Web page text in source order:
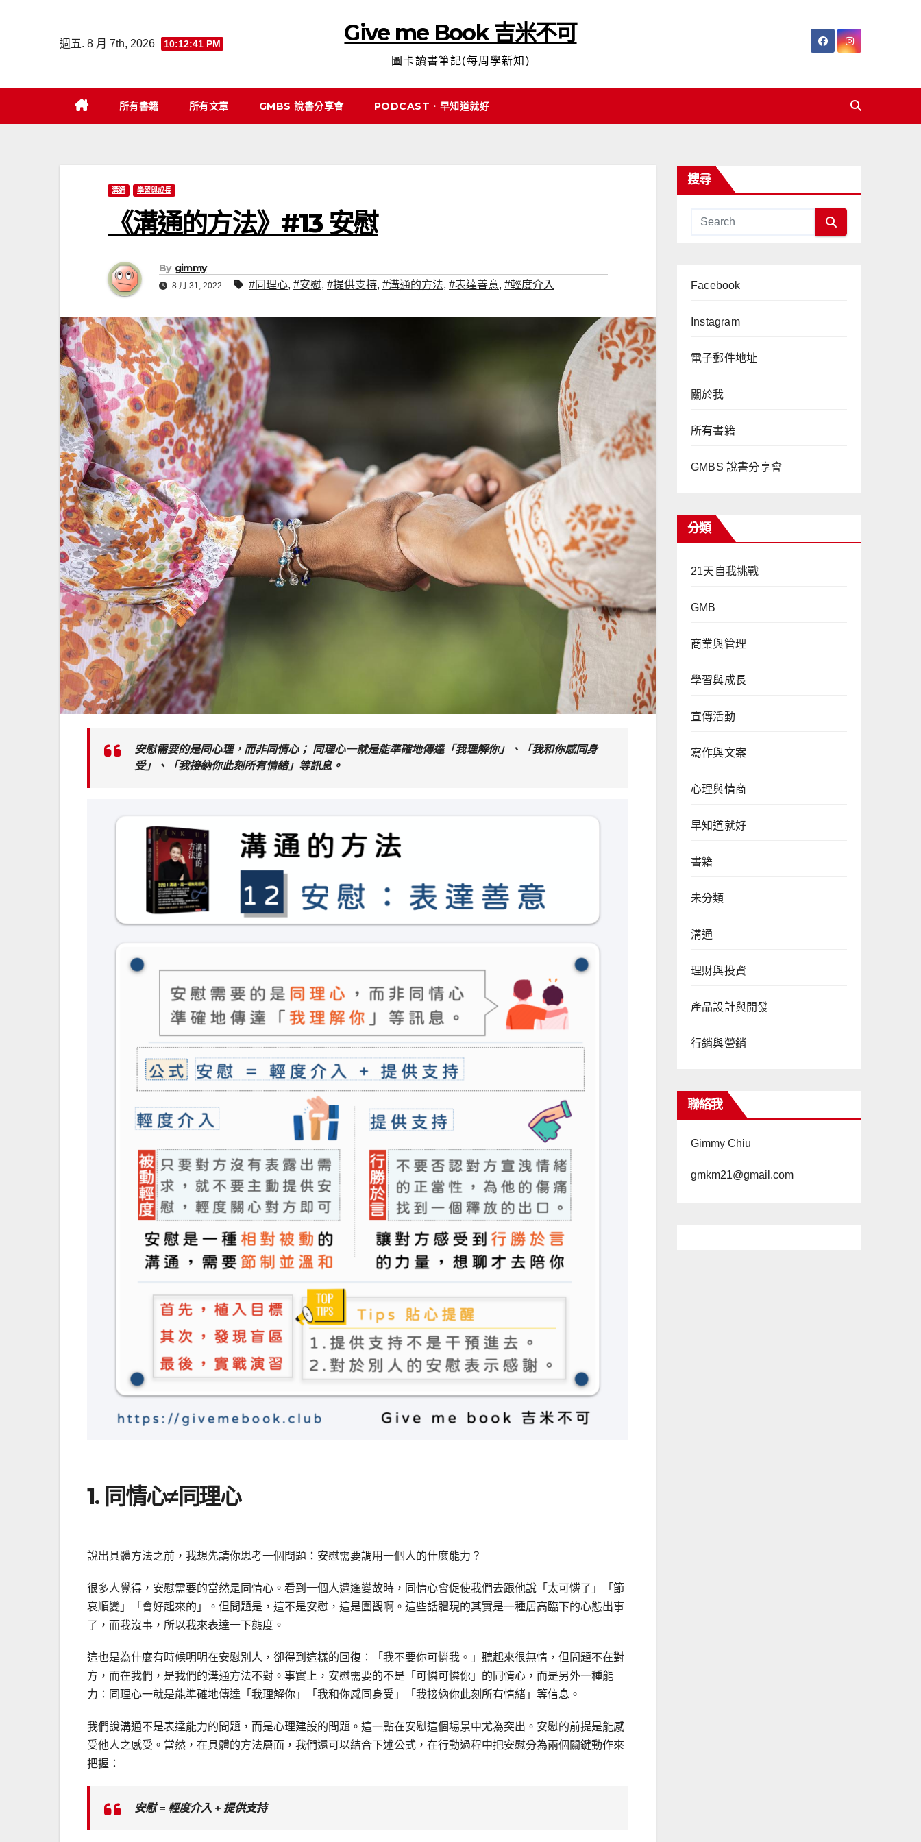
週五. 8 月 7th, 2026 10:12:42 PM Give me Book 吉米不可
圖卡讀書筆記(每周學新知)
所有書籍 所有文章 GMBS 說書分享會 PODCAST．早知道就好
溝通 學習與成長
《溝通的方法》#13 安慰
By gimmy
8 月 31, 2022 #同理心, #安慰, #提供支持, #溝通的方法, #表達善意, #輕度介入
安慰需要的是同心理，而非同情心； 同理心一就是能準確地傳達「我理解你」、「我和你感同身
受」、「我接納你此刻所有情緒」等訊息。
1. 同情心≠同理心
說出具體方法之前，我想先請你思考一個問題：安慰需要調用一個人的什麼能力？
很多人覺得，安慰需要的當然是同情心。看到一個人遭逢變故時，同情心會促使我們去跟他說「太可憐了」「節
哀順變」「會好起來的」。但問題是，這不是安慰，這是圍觀啊。這些話體現的其實是一種居高臨下的心態出事
了，而我沒事，所以我來表達一下態度。
這也是為什麼有時候明明在安慰別人，卻得到這樣的回復：「我不要你可憐我。」聽起來很無情，但問題不在對
方，而在我們，是我們的溝通方法不對。事實上，安慰需要的不是「可憐可憐你」的同情心，而是另外一種能
力：同理心一就是能準確地傳達「我理解你」「我和你感同身受」「我接納你此刻所有情緒」等信息。
我們說溝通不是表達能力的問題，而是心理建設的問題。這一點在安慰這個場景中尤為突出。安慰的前提是能感
受他人之感受。當然，在具體的方法層面，我們還可以結合下述公式，在行動過程中把安慰分為兩個關鍵動作來
把握：
安慰 = 輕度介入 + 提供支持
搜尋
Facebook
Instagram
電子郵件地址
關於我
所有書籍
GMBS 說書分享會
分類
21天自我挑戰
GMB
商業與管理
學習與成長
宣傳活動
寫作與文案
心理與情商
早知道就好
書籍
未分類
溝通
理財與投資
產品設計與開發
行銷與營銷
聯絡我
Gimmy Chiu
gmkm21@gmail.com